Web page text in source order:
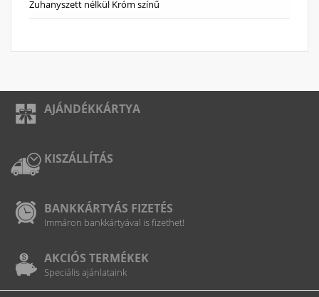
Zuhanyszett nélkül Króm színű
AJÁNDÉKKÁRTYA
KISZÁLLÍTÁS
BANKKÁRTYÁS FIZETÉS
Immáron bankkártyával is fizethet!
AKCIÓS TERMÉKEK
Speciális ajánlataink